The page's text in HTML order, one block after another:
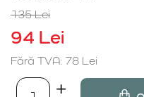
94 Lei
135 Lei
Fără TVA: 78 Lei